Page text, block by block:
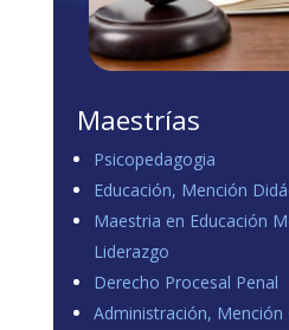
Maestrías
Psicopedagogia
Educación, Mención
Maestria en Educación
Liderazgo
Derecho Procesal Penal
Administración, Mención